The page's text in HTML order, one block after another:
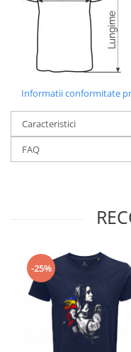
Informatii conformitate
Caracteristici
FAQ
-25%